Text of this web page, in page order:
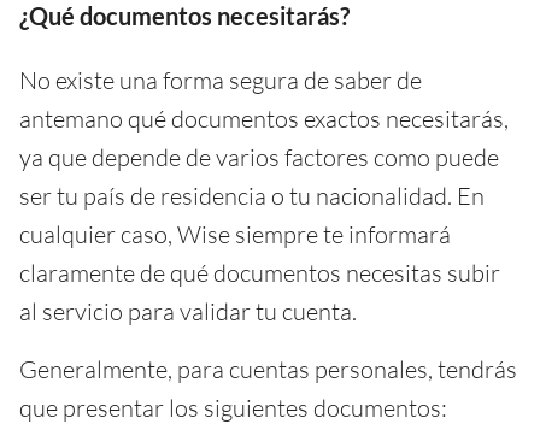
¿Qué documentos necesitarás?
No existe una forma segura de saber de
antemano qué documentos exactos necesitarás,
ya que depende de varios factores como puede
ser tu país de residencia o tu nacionalidad. En
cualquier caso, Wise siempre te informará
claramente de qué documentos necesitas subir
al servicio para validar tu cuenta.
Generalmente, para cuentas personales, tendrás
que presentar los siguientes documentos: